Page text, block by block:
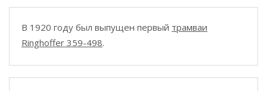
В 1920 году был выпущен первый трамваи
Ringhoffer 359-498.